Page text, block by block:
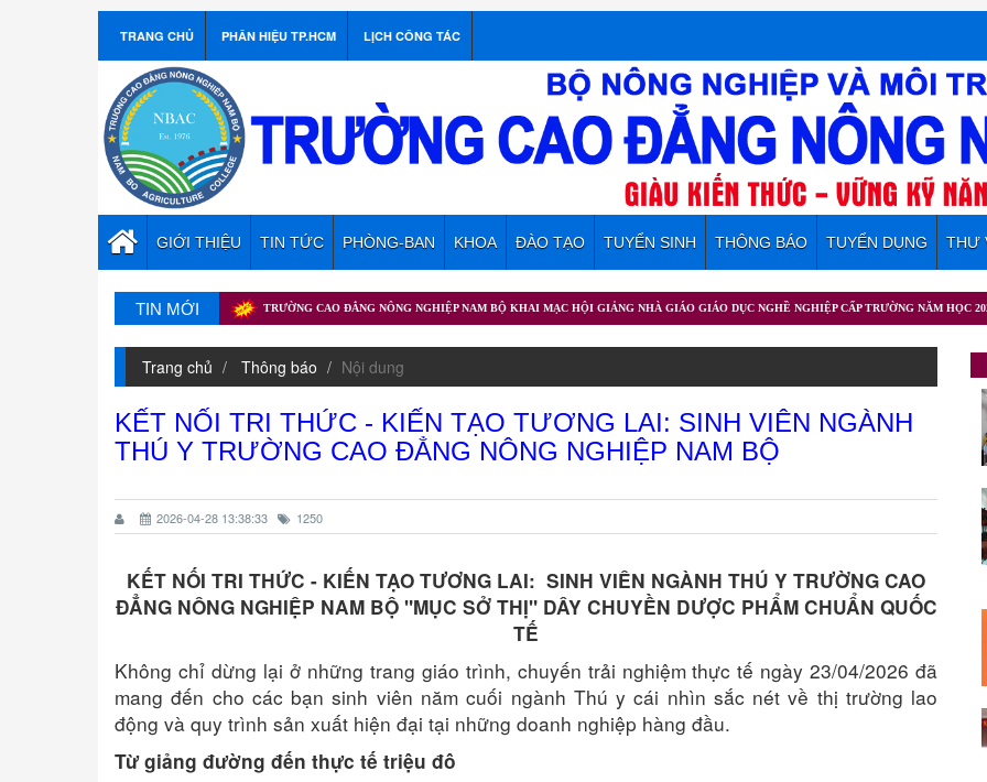
TRANG CHỦ PHÂN HIỆU TP.HCM LỊCH CÔNG TÁC
GIỚI THIỆU TIN TỨC PHÒNG-BAN KHOA ĐÀO TẠO TUYỂN SINH THÔNG BÁO TUYỂN DỤNG THƯ
TIN MỚI
TRƯỜNG CAO ĐẲNG NÔNG NGHIỆP NAM BỘ KHAI MẠC HỘI GIẢNG NHÀ GIÁO GIÁO DỤC NGHỀ NGHIỆP CẤP TRƯỜNG NĂM HỌC 2025 – 2026
Trang chủ Thông báo Nội dung
KẾT NỐI TRI THỨC - KIẾN TẠO TƯƠNG LAI: SINH VIÊN NGÀNH
THÚ Y TRƯỜNG CAO ĐẲNG NÔNG NGHIỆP NAM BỘ
2026-04-28 13:38:33 1250
KẾT NỐI TRI THỨC - KIẾN TẠO TƯƠNG LAI: SINH VIÊN NGÀNH THÚ Y TRƯỜNG CAO
ĐẲNG NÔNG NGHIỆP NAM BỘ "MỤC SỞ THỊ" DÂY CHUYỀN DƯỢC PHẨM CHUẨN QUỐC
TẾ
Không chỉ dừng lại ở những trang giáo trình, chuyến trải nghiệm thực tế ngày 23/04/2026 đã
mang đến cho các bạn sinh viên năm cuối ngành Thú y cái nhìn sắc nét về thị trường lao
động và quy trình sản xuất hiện đại tại những doanh nghiệp hàng đầu.
Từ giảng đường đến thực tế triệu đô